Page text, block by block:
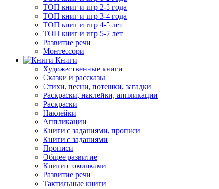
ТОП книг и игр 2-3 года
ТОП книг и игр 3-4 года
ТОП книг и игр 4-5 лет
ТОП книг и игр 5-7 лет
Развитие речи
Монтессори
Книги
Художественные книги
Сказки и рассказы
Стихи, песни, потешки, загадки
Раскраски, наклейки, аппликации
Раскраски
Наклейки
Аппликации
Книги с заданиями, прописи
Книги с заданиями
Прописи
Общее развитие
Книги с окошками
Развитие речи
Тактильные книги